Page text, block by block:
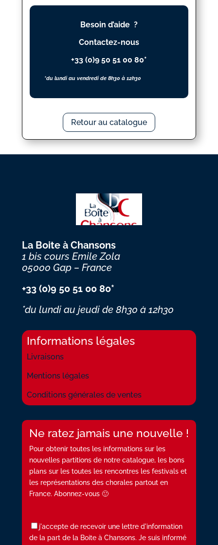
VAIS
Besoin d’aide ?
Contactez-nous
+33 (0)9 50 51 00 80*
*du lundi au vendredi de 8h30 à 12h30
Retour au catalogue
La Boite à Chansons
1 bis cours Emile Zola
05000 Gap – France
+33 (0)9 50 51 00 80*
*du lundi au jeudi de 8h30 à 12h30
Informations légales
Livraisons
Mentions légales
Conditions générales de ventes
Ne ratez jamais une nouvelle !
Pour obtenir toutes les informations sur les
nouvelles partitions de notre catalogue, les bons
plans sur les toutes les rencontres les festivals et
les représentations des chorales partout en
France. Abonnez-vous 🙂
j'accepte de recevoir une lettre d'information
de la part de la Boite à Chansons. Je suis informé